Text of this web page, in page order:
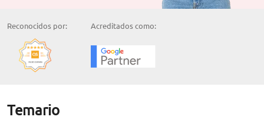
Reconocidos por: Acreditados como:
Temario